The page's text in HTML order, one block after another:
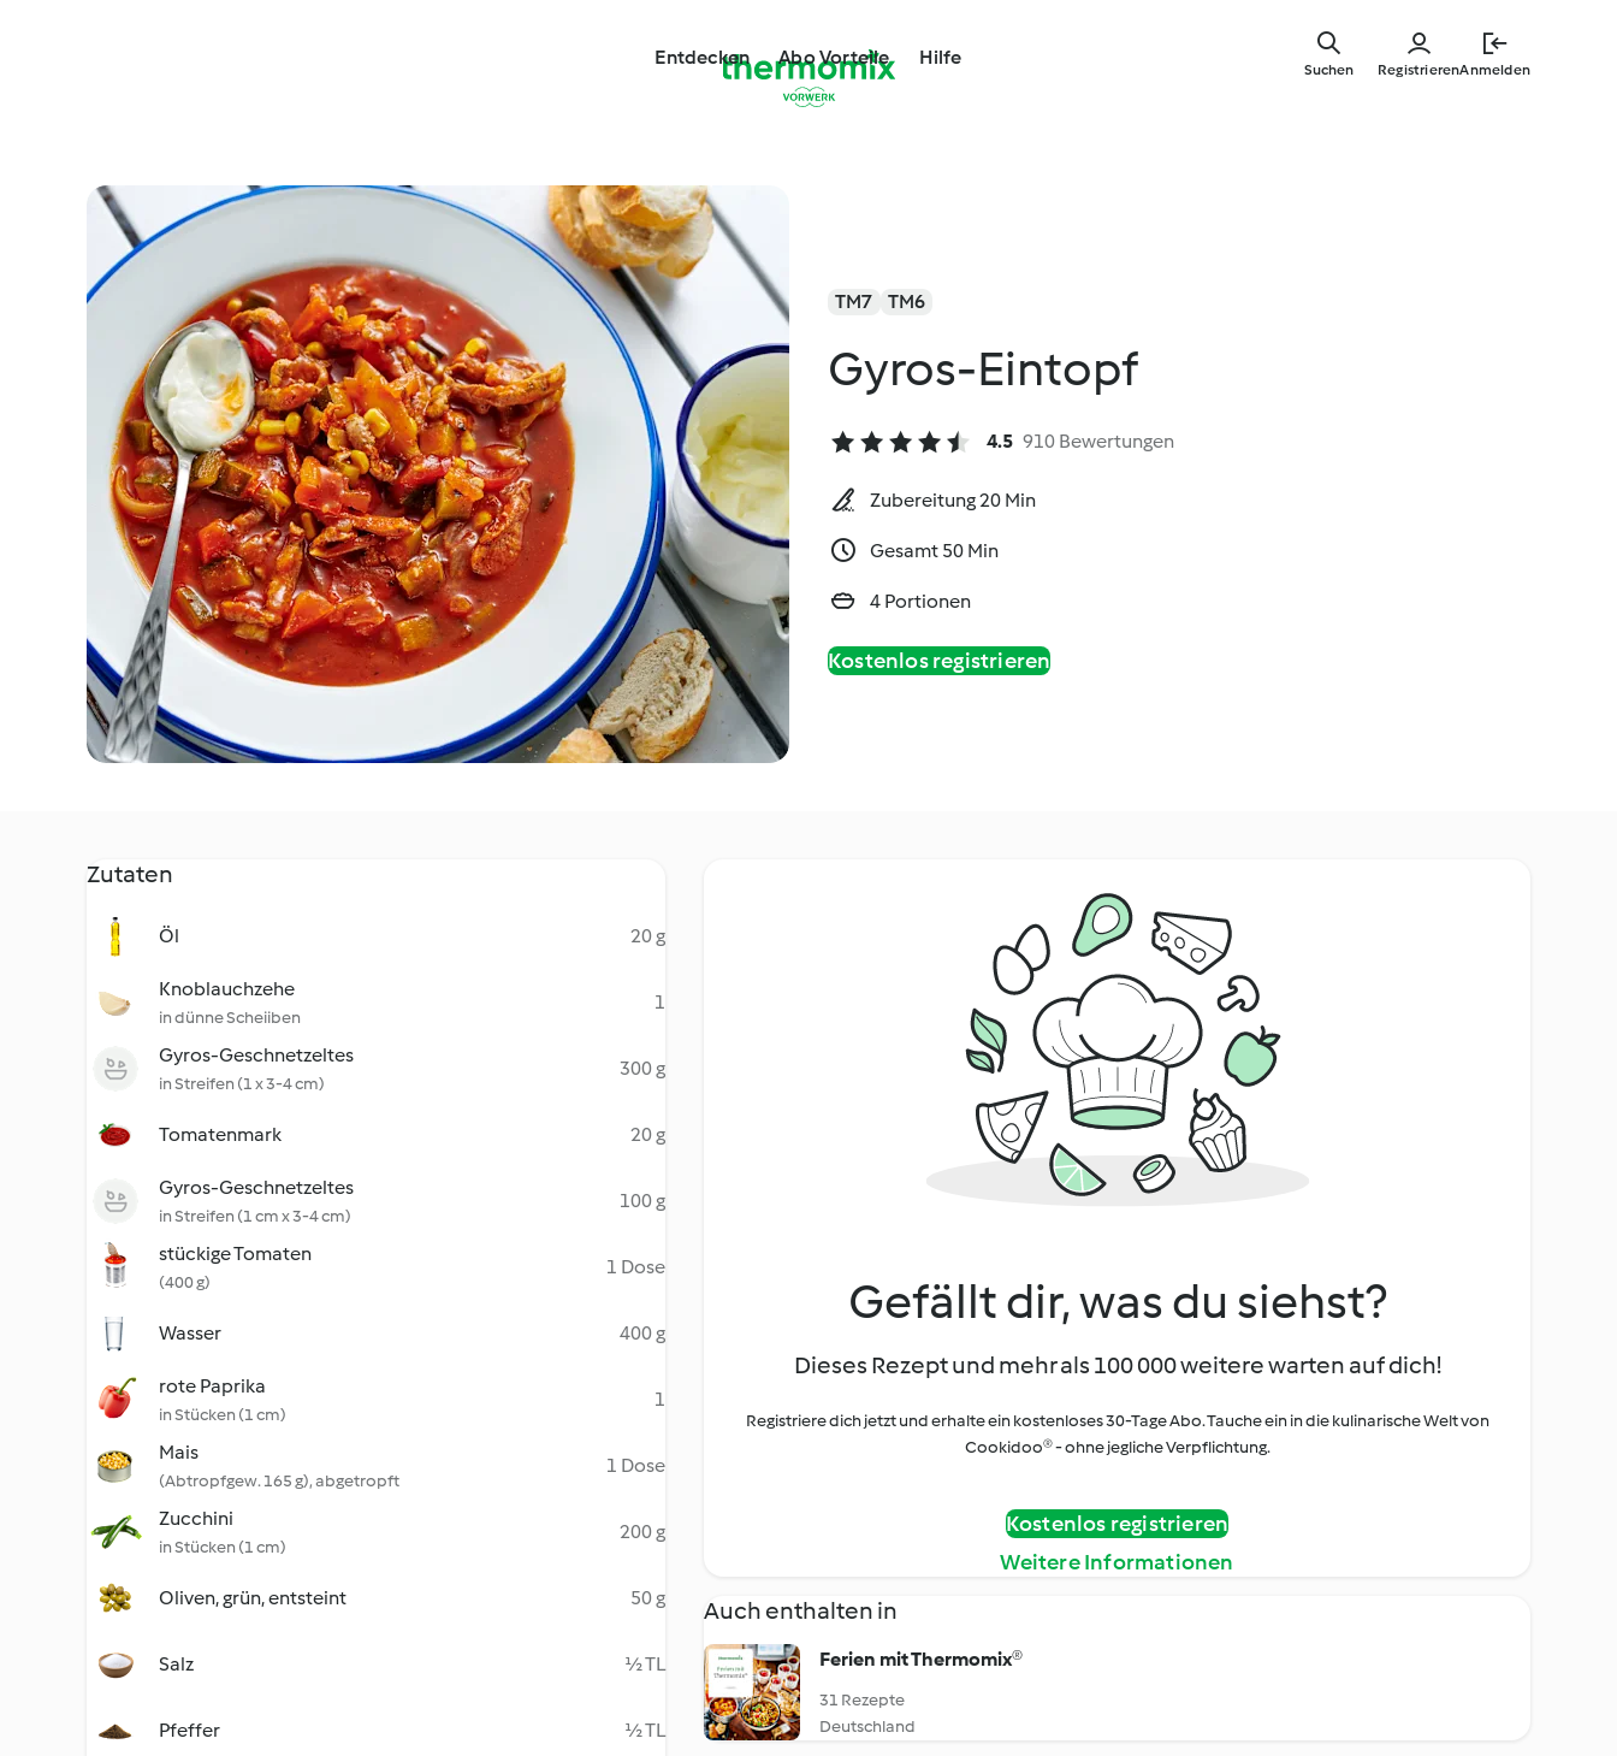
Entdecken Abo Vorteile Hilfe
RegistrierenAnmelden
Suchen
TM7 TM6
Gyros-Eintopf
4.5 910 Bewertungen
Zubereitung 20 Min
Gesamt 50 Min
4 Portionen
Kostenlos registrieren
Zutaten
Öl 20 g
Knoblauchzehe
in dünne Scheiiben
1
Gyros-Geschnetzeltes
in Streifen (1 x 3-4 cm)
300 g
Tomatenmark 20 g
Gyros-Geschnetzeltes
in Streifen (1 cm x 3-4 cm)
100 g
stückige Tomaten
(400 g)
1 Dose
Wasser 400 g
rote Paprika
in Stücken (1 cm)
1
Mais
(Abtropfgew. 165 g), abgetropft
1 Dose
Zucchini
in Stücken (1 cm)
200 g
Oliven, grün, entsteint 50 g
Salz ½ TL
Pfeffer ½ TL
Gefällt dir, was du siehst?
Dieses Rezept und mehr als 100 000 weitere warten auf dich!
Registriere dich jetzt und erhalte ein kostenloses 30-Tage Abo. Tauche ein in die kulinarische Welt von
Cookidoo® - ohne jegliche Verpflichtung.
Kostenlos registrieren
Weitere Informationen
Auch enthalten in
Ferien mit Thermomix®
31 Rezepte
Deutschland